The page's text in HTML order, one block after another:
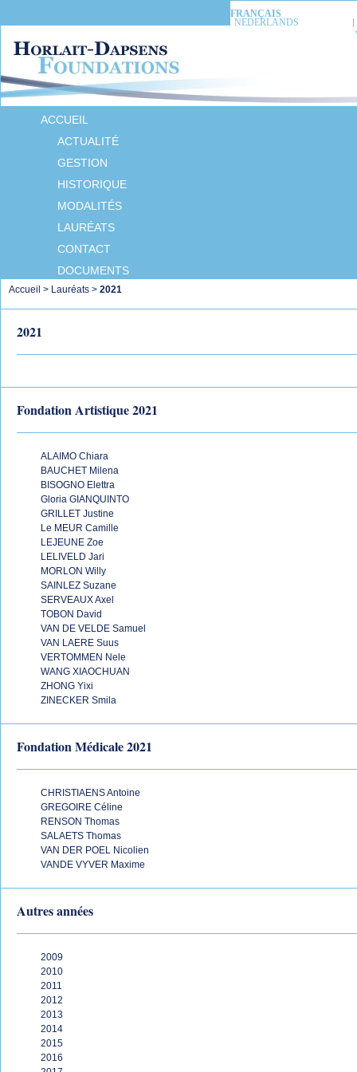
FRANÇAIS
NEDERLANDS
ACCUEIL
ACTUALITÉ
GESTION
HISTORIQUE
MODALITÉS
LAURÉATS
CONTACT
DOCUMENTS
Accueil > Lauréats > 2021
2021
Fondation Artistique 2021
ALAIMO Chiara
BAUCHET Milena
BISOGNO Elettra
Gloria GIANQUINTO
GRILLET Justine
Le MEUR Camille
LEJEUNE Zoe
LELIVELD Jari
MORLON Willy
SAINLEZ Suzane
SERVEAUX Axel
TOBON David
VAN DE VELDE Samuel
VAN LAERE Suus
VERTOMMEN Nele
WANG XIAOCHUAN
ZHONG Yixi
ZINECKER Smila
Fondation Médicale 2021
CHRISTIAENS Antoine
GREGOIRE Céline
RENSON Thomas
SALAETS Thomas
VAN DER POEL Nicolien
VANDE VYVER Maxime
Autres années
2009
2010
2011
2012
2013
2014
2015
2016